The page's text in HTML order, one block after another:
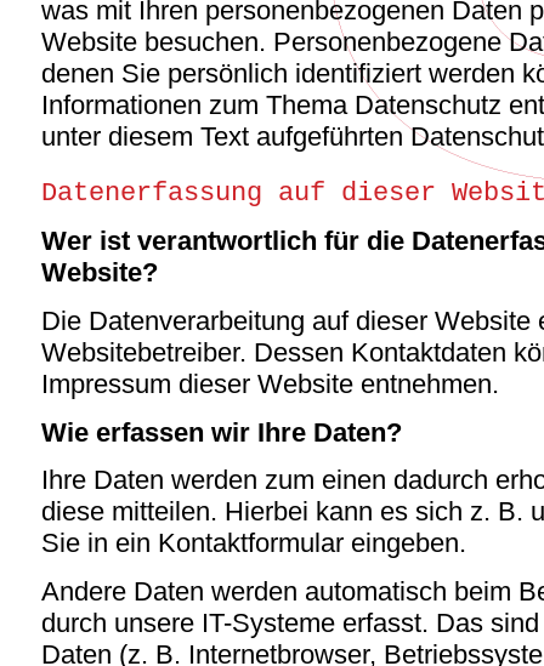
was mit Ihren personenbezogenen Daten
Website besuchen. Personenbezogene
denen Sie persönlich identifiziert werden
Informationen zum Thema Datenschutz
unter diesem Text aufgeführten
Datenerfassung auf dieser
Wer ist verantwortlich für die
Website?
Die Datenverarbeitung auf dieser Website
Websitebetreiber. Dessen Kontaktdaten
Impressum dieser Website entnehmen.
Wie erfassen wir Ihre Daten?
Ihre Daten werden zum einen dadurch
diese mitteilen. Hierbei kann es sich z. B.
Sie in ein Kontaktformular eingeben.
Andere Daten werden automatisch beim
durch unsere IT-Systeme erfasst. Das
Daten (z. B. Internetbrowser,